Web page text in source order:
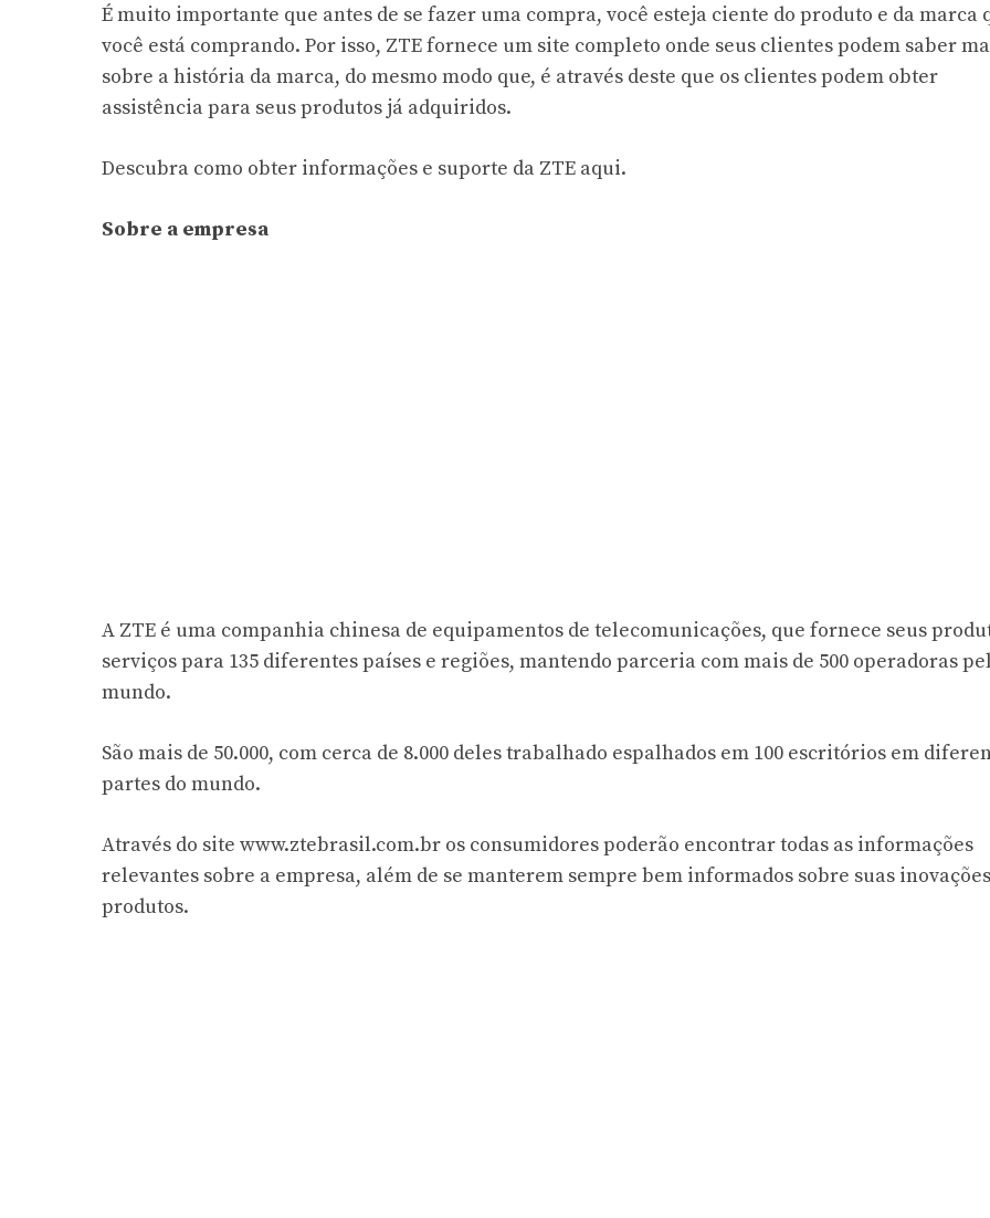
É muito importante que antes de se fazer uma compra, você esteja ciente do produto e da marca
você está comprando. Por isso, ZTE fornece um site completo onde seus clientes podem saber
sobre a história da marca, do mesmo modo que, é através deste que os clientes podem obter
assistência para seus produtos já adquiridos.
Descubra como obter informações e suporte da ZTE aqui.
Sobre a empresa
A ZTE é uma companhia chinesa de equipamentos de telecomunicações, que fornece seus
serviços para 135 diferentes países e regiões, mantendo parceria com mais de 500 operadoras
mundo.
São mais de 50.000, com cerca de 8.000 deles trabalhado espalhados em 100 escritórios em
partes do mundo.
Através do site www.ztebrasil.com.br os consumidores poderão encontrar todas as informações
relevantes sobre a empresa, além de se manterem sempre bem informados sobre suas
produtos.